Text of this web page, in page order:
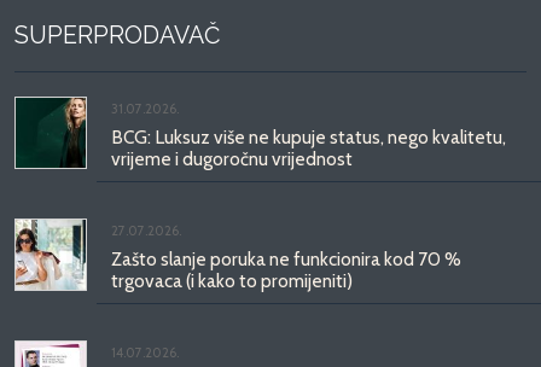
SUPERPRODAVAČ
31.07.2026.
BCG: Luksuz više ne kupuje status, nego kvalitetu,
vrijeme i dugoročnu vrijednost
27.07.2026.
Zašto slanje poruka ne funkcionira kod 70 %
trgovaca (i kako to promijeniti)
14.07.2026.